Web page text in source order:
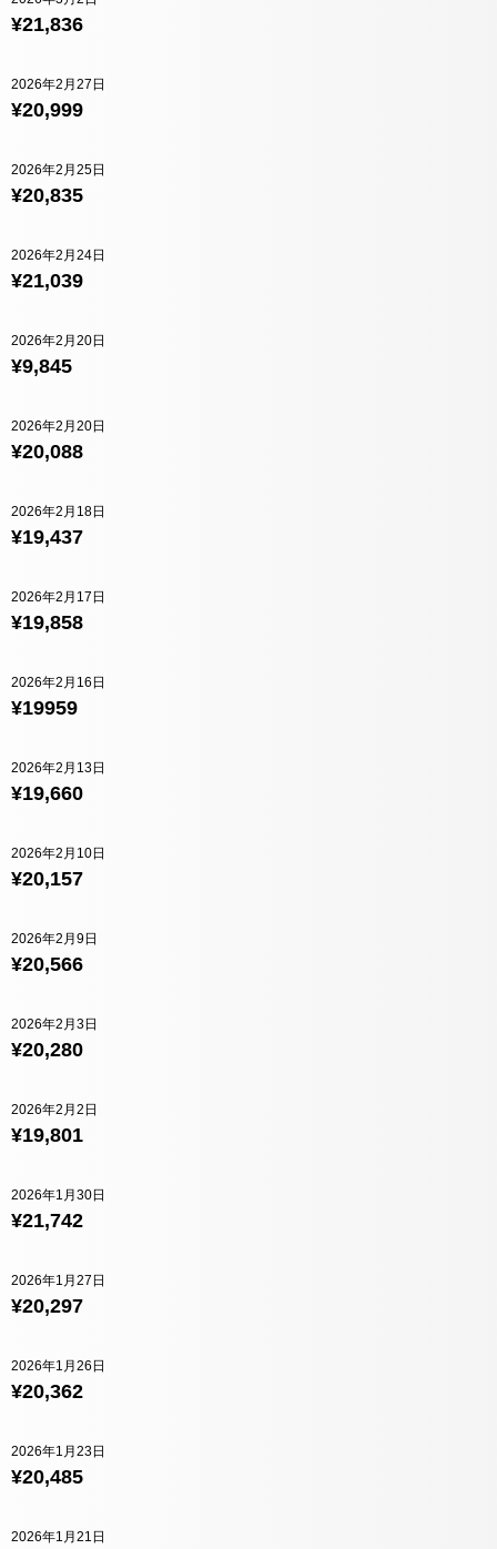
¥21,836
¥20,999
2026年2月27日
¥20,835
2026年2月25日
¥21,039
2026年2月24日
¥9,845
2026年2月20日
¥20,088
2026年2月20日
¥19,437
2026年2月18日
¥19,858
2026年2月17日
¥19959
2026年2月16日
¥19,660
2026年2月13日
¥20,157
2026年2月10日
¥20,566
2026年2月9日
¥20,280
2026年2月3日
¥19,801
2026年2月2日
¥21,742
2026年1月30日
¥20,297
2026年1月27日
¥20,362
2026年1月26日
¥20,485
2026年1月23日
2026年1月21日